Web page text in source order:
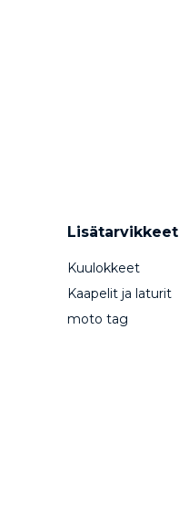
Lisätarvikkeet
Kuulokkeet
Kaapelit ja laturit
moto tag